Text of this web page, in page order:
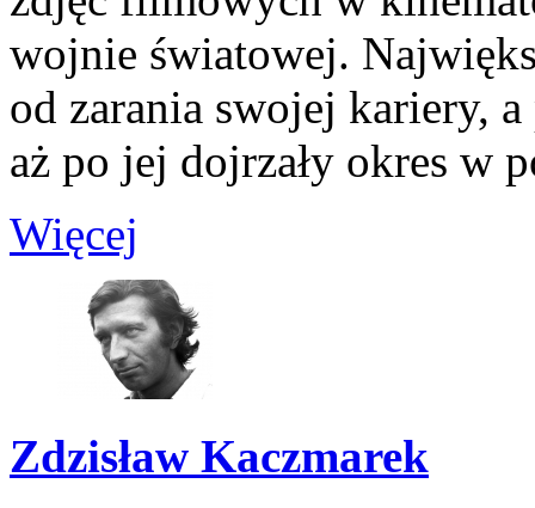
wojnie światowej.
od zarania swojej kariery,
aż po jej dojrzały okres w
Więcej
Zdzisław Kaczmarek